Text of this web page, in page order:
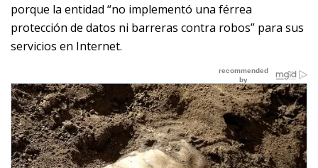
porque la entidad “no implementó una férrea
protección de datos ni barreras contra robos” para sus
servicios en Internet.